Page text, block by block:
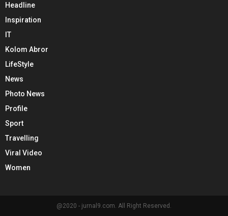
Headline
Inspiration
IT
Kolom Abror
LifeStyle
News
Photo News
Profile
Sport
Travelling
Viral Video
Women
@2020 - jurnal9.com. All Right Reserved.